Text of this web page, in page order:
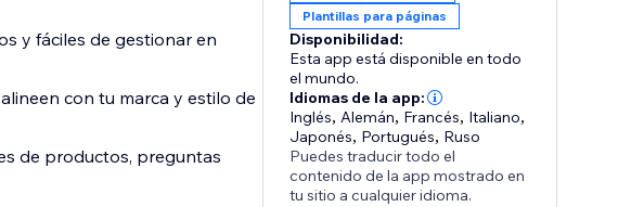
y fáciles de gestionar en
con tu marca y estilo de
de productos, preguntas
Plantillas para páginas
Disponibilidad:
Esta app está disponible en todo
el mundo.
Idiomas de la app:
Inglés, Alemán, Francés, Italiano,
Japonés, Portugués, Ruso
Puedes traducir todo el
contenido de la app mostrado en
tu sitio a cualquier idioma.